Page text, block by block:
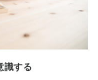
識する